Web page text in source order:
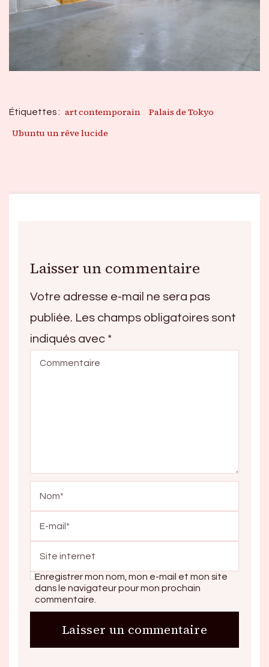
Étiquettes : art contemporain
Palais de Tokyo
Ubuntu un rêve lucide
Laisser un commentaire
Votre adresse e-mail ne sera pas
publiée. Les champs obligatoires sont
indiqués avec *
Enregistrer mon nom, mon e-mail et mon site
dans le navigateur pour mon prochain
commentaire.